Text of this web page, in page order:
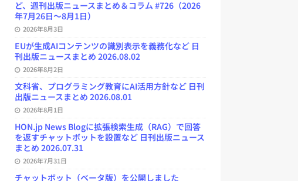
ど、週刊出版ニュースまとめ＆コラム #726（2026
年7月26日～8月1日）
2026年8月3日
EUが生成AIコンテンツの識別表示を義務化など 日
刊出版ニュースまとめ 2026.08.02
2026年8月2日
文科省、プログラミング教育にAI活用方針など 日刊
出版ニュースまとめ 2026.08.01
2026年8月1日
HON.jp News Blogに拡張検索生成（RAG）で回答
を返すチャットボットを設置など 日刊出版ニュース
まとめ 2026.07.31
2026年7月31日
チャットボット（ベータ版）を公開しました